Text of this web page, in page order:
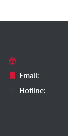
Email:
Hotline: